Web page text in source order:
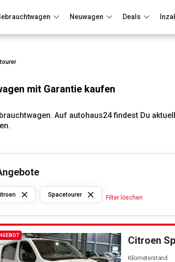
Neuwagen Deals
mit Garantie kaufen
Auf autohaus24 findest Du
Filter
Spacetourer Filter löschen
Citroen
Kilometerstand